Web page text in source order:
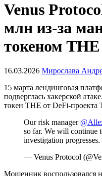
Venus
млн из-за
токеном THE
16.03.2026 Мирослава
15 марта лендинговая
подверглась хакерской
токен THE от DeFi-проекта
Our risk manager
so far. We will continue
investigation progresses.
— Venus Protocol
Мошенник воспользовался